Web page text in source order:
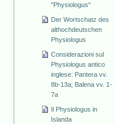
"Physiologus"
Der Wortschatz des
althochdeutschen
Physiologus
Considerazioni sul
Physiologus antico
inglese: Pantera vv.
8b-13a; Balena vv. 1-
7a
Il Physiologus in
Islanda